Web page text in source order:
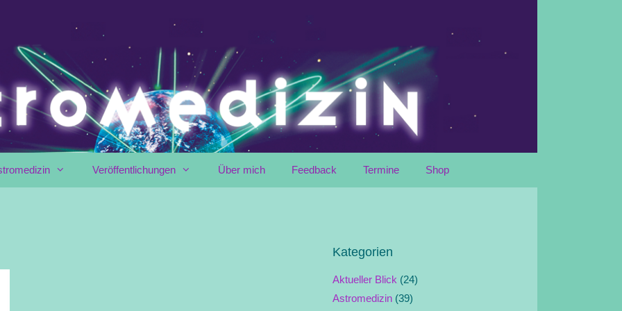
Veröffentlichungen Über mich Feedback Termine Shop
Kategorien
Aktueller Blick (24)
Astromedizin (39)